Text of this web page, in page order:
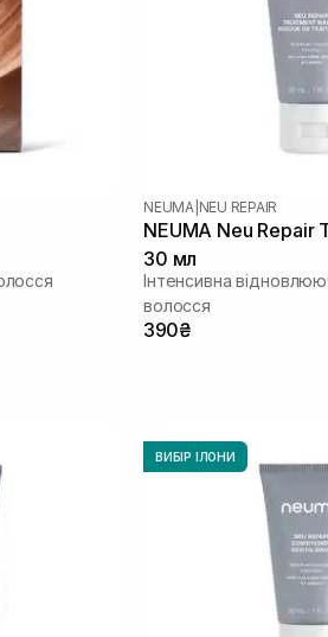
NEUMA NEU REPAIR
NEUMA Neu Repair
30 мл
Інтенсивна
волосся
390₴
ВИБІР ІЛОНИ